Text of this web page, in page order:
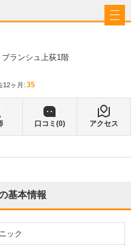
ランシュ上荻1階
12ヶ月: 35
口コミ(0) アクセス
基本情報
ック